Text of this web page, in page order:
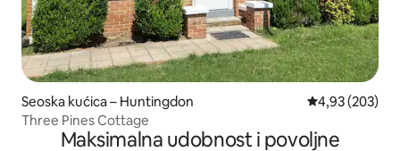
Seoska kućica – Huntingdon Prosječna
4,93 (203)
Three Pines Cottage
Maksimalna udobnost i povoljne